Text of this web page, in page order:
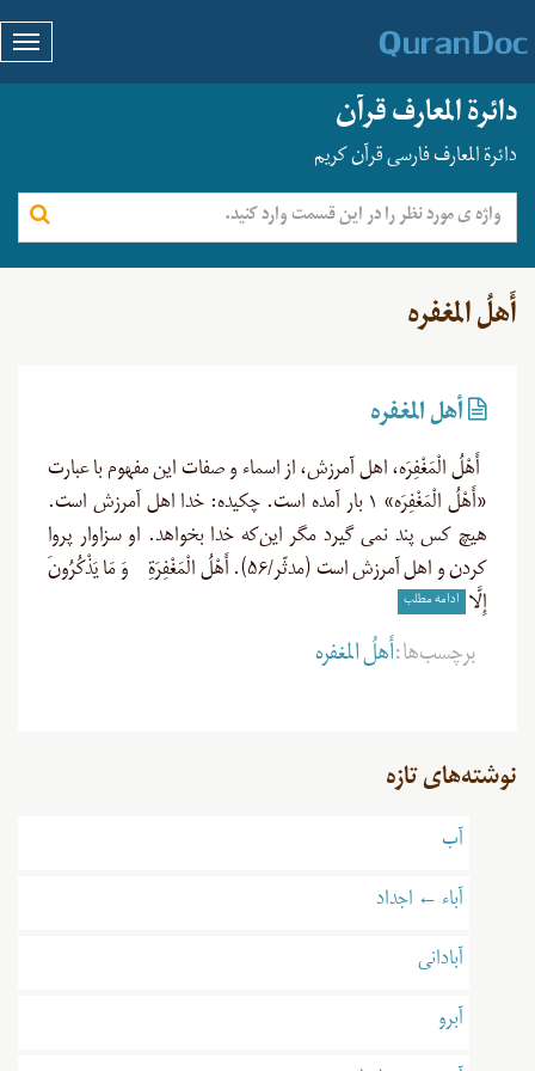
دائرة المعارف قرآن
دائرة المعارف فارسی قرآن کریم
أَهلُ المغفره
أهل المغفره
أَهْلُ الْمَغْفِرَه، اهل آمرزش، از اسماء و صفات این مفهوم با عبارت
«أَهْلُ الْمَغْفِرَه» ۱ بار آمده است. چکیده: خدا اهل آمرزش است.
هیچ کس پند نمى‏ گیرد مگر این‌که خدا بخواهد. او سزاوار پروا
کردن و اهل آمرزش است (مدثّر/۵۶). أَهْلُ الْمَغْفِرَةِ وَ مَا يَذْكُرُونَ
إِلَّا
ادامه مطلب
برچسب‌ها:أَهلُ المغفره
نوشته‌های تازه
آب
آباء ← اجداد
آبادانی
آبرو